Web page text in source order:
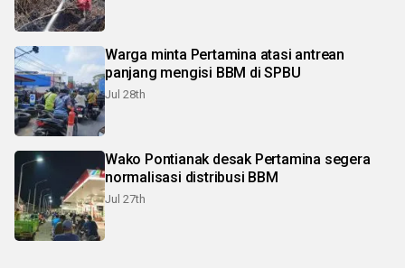
Warga minta Pertamina atasi antrean
panjang mengisi BBM di SPBU
Jul 28th
Wako Pontianak desak Pertamina segera
normalisasi distribusi BBM
Jul 27th